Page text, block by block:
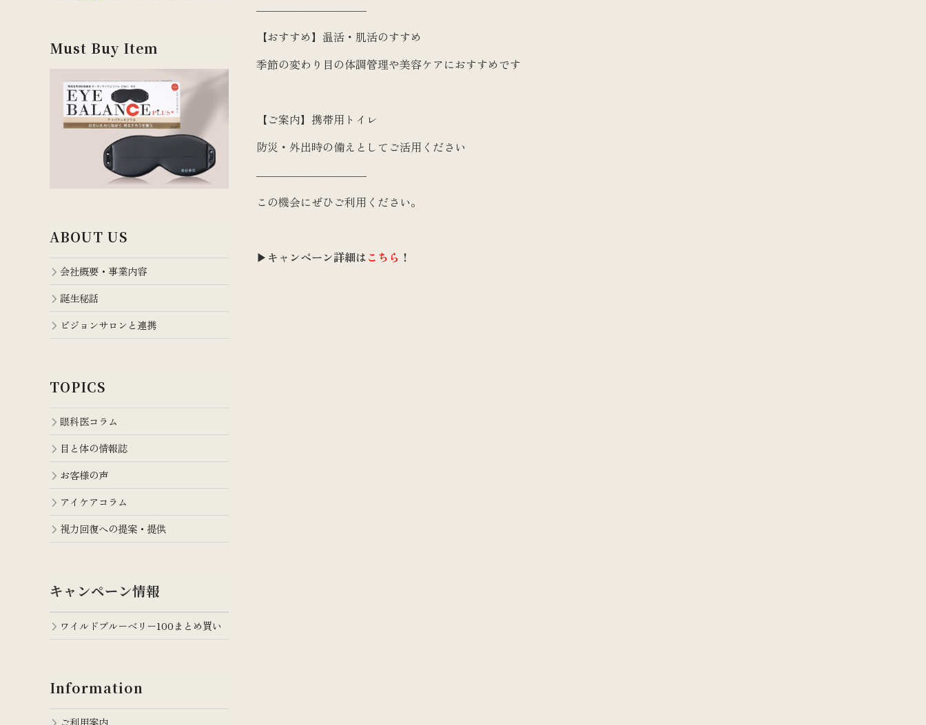
――――――――――
【おすすめ】温活・肌活のすすめ
季節の変わり目の体調管理や美容ケアにおすすめです
【ご案内】携帯用トイレ
防災・外出時の備えとしてご活用ください
――――――――――
この機会にぜひご利用ください。
▶ キャンペーン詳細はこちら ！
Must Buy Item
ABOUT US
会社概要・事業内容
誕生秘話
ビジョンサロンと連携
TOPICS
眼科医コラム
目と体の情報誌
お客様の声
アイケアコラム
視力回復への提案・提供
キャンペーン情報
ワイルドブルーベリー100まとめ買い
Information
ご利用案内